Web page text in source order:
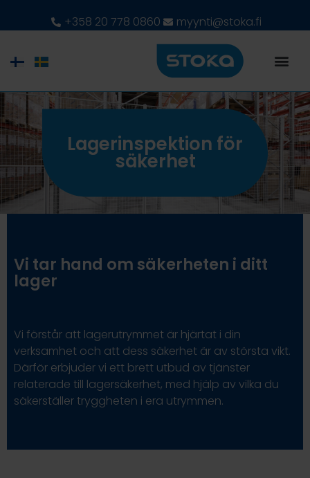
+358 20 778 0860 myynti@stoka.fi
Lagerinspektion för
säkerhet
Vi tar hand om säkerheten i ditt
lager
Vi förstår att lagerutrymmet är hjärtat i din
verksamhet och att dess säkerhet är av största vikt.
Därför erbjuder vi ett brett utbud av tjänster
relaterade till lagersäkerhet, med hjälp av vilka du
säkerställer tryggheten i era utrymmen.